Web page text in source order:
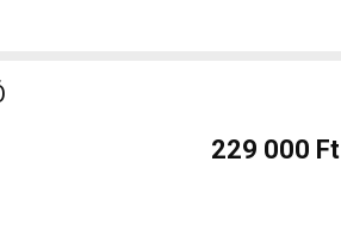
229 000 Ft